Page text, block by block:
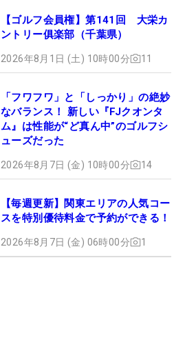
【ゴルフ会員権】第141回 大栄カ
ントリー俱楽部（千葉県）
2026年8月1日 (土) 10時00分 11
「フワフワ」と「しっかり」の絶妙
なバランス！ 新しい『FJクオンタ
ム』は性能が“ど真ん中”のゴルフシ
ューズだった
2026年8月7日 (金) 10時00分 14
【毎週更新】関東エリアの人気コー
スを特別優待料金で予約ができる！
2026年8月7日 (金) 06時00分 1